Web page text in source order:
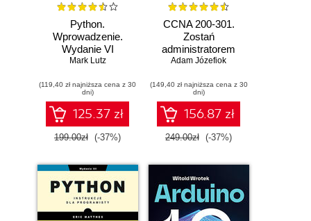
Python.
Wprowadzenie.
Wydanie VI
Mark Lutz
(119,40 zł najniższa cena z 30
dni)
125.37 zł
199.00zł (-37%)
CCNA 200-301.
Zostań
administratorem
sieci
Cisco. Wydanie II
Adam Józefiok
(149,40 zł najniższa cena z 30
dni)
156.87 zł
249.00zł (-37%)